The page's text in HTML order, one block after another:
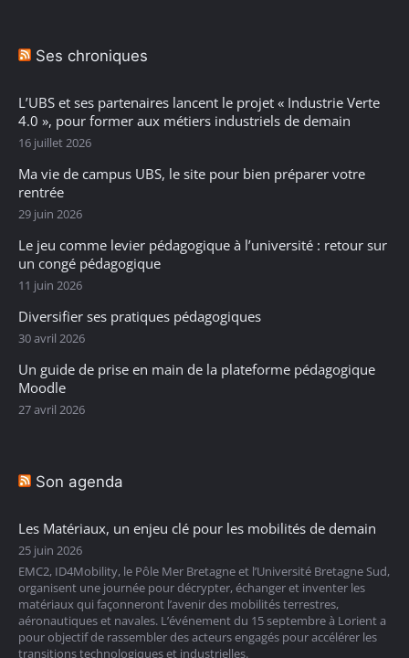
Ses chroniques
L’UBS et ses partenaires lancent le projet « Industrie Verte
4.0 », pour former aux métiers industriels de demain
16 juillet 2026
Ma vie de campus UBS, le site pour bien préparer votre
rentrée
29 juin 2026
Le jeu comme levier pédagogique à l’université : retour sur
un congé pédagogique
11 juin 2026
Diversifier ses pratiques pédagogiques
30 avril 2026
Un guide de prise en main de la plateforme pédagogique
Moodle
27 avril 2026
Son agenda
Les Matériaux, un enjeu clé pour les mobilités de demain
25 juin 2026
EMC2, ID4Mobility, le Pôle Mer Bretagne et l’Université Bretagne Sud,
organisent une journée pour décrypter, échanger et inventer les
matériaux qui façonneront l’avenir des mobilités terrestres,
aéronautiques et navales. L’événement du 15 septembre à Lorient a
pour objectif de rassembler des acteurs engagés pour accélérer les
transitions technologiques et industrielles.